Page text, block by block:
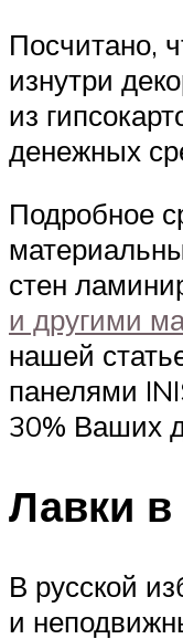
Посчитано,
изнутри
из
денежных
Подробное
стен
и другими
нашей
панелями
30% Ваших
Лавки в
В русской
и